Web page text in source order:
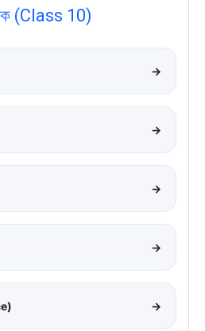
(Class 10)
→
→
→
→
→